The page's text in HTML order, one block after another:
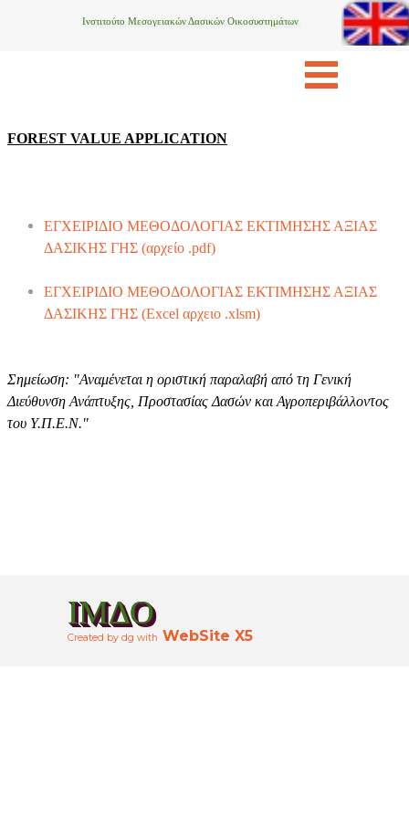
Ινστιτούτο Μεσογειακών Δασικών Οικοσυστημάτων
FOREST VALUE APPLICATION
ΕΓΧΕΙΡΙΔΙΟ ΜΕΘΟΔΟΛΟΓΙΑΣ ΕΚΤΙΜΗΣΗΣ ΑΞΙΑΣ
ΔΑΣΙΚΗΣ ΓΗΣ (αρχείο .pdf)
ΕΓΧΕΙΡΙΔΙΟ ΜΕΘΟΔΟΛΟΓΙΑΣ ΕΚΤΙΜΗΣΗΣ ΑΞΙΑΣ
ΔΑΣΙΚΗΣ ΓΗΣ (Excel αρχειο .xlsm)
Σημείωση: "Αναμένεται η οριστική παραλαβή από τη Γενική
Διεύθυνση Ανάπτυξης, Προστασίας Δασών και Αγροπεριβάλλοντος
του Υ.Π.Ε.Ν."
Created by dg with WebSite X5
ΙΜΔΟ